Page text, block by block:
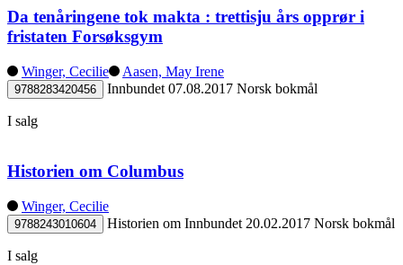
Da tenåringene tok makta : trettisju års opprør i
fristaten Forsøksgym
Winger, Cecilie Aasen, May Irene
9788283420456 Innbundet 07.08.2017 Norsk bokmål
I salg
Historien om Columbus
Winger, Cecilie
9788243010604 Historien om Innbundet 20.02.2017 Norsk bokmål
I salg